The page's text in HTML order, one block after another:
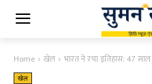
Home खेल भारत ने रचा इतिहास: 47
खेल